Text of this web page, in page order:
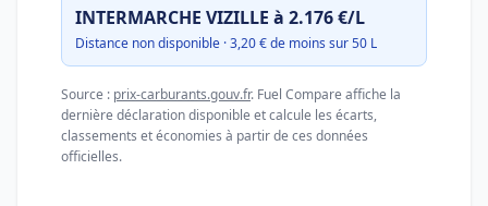
INTERMARCHE VIZILLE à 2.176 €/L
Distance non disponible · 3,20 € de moins sur 50 L
Source : prix-carburants.gouv.fr. Fuel Compare affiche la
dernière déclaration disponible et calcule les écarts,
classements et économies à partir de ces données
officielles.